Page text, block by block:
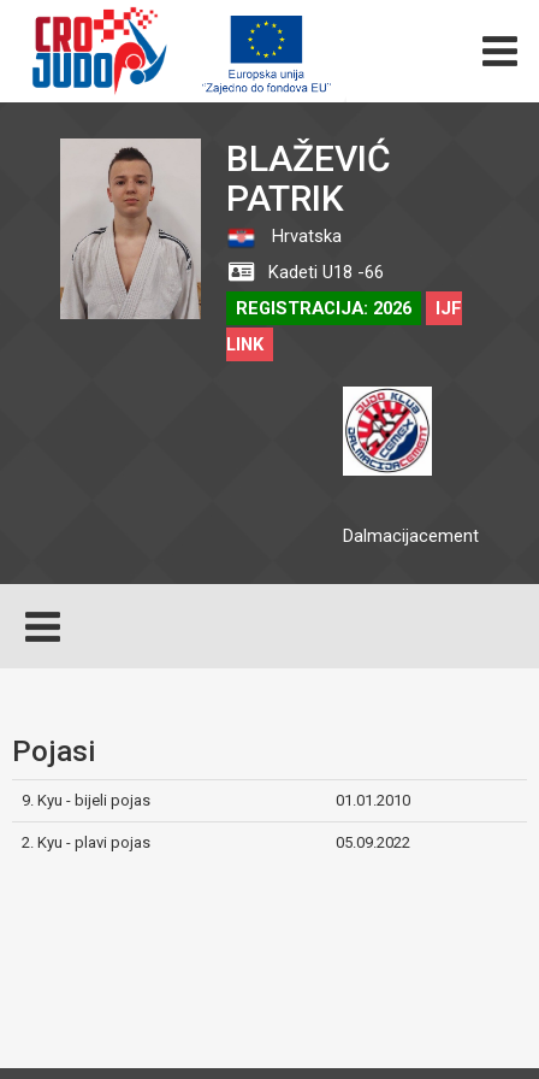
BLAŽEVIĆ
PATRIK
Hrvatska
Kadeti U18 -66
REGISTRACIJA: 2026
IJF
LINK
Dalmacijacement
Pojasi
9. Kyu - bijeli pojas 01.01.2010
2. Kyu - plavi pojas 05.09.2022